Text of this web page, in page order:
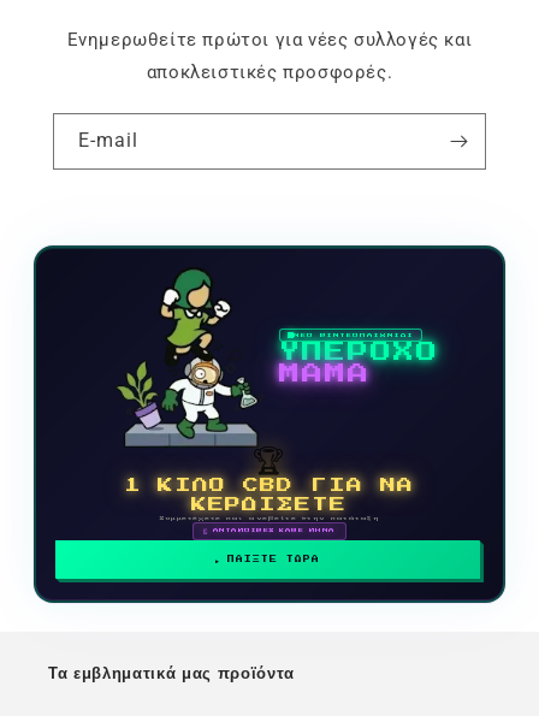
Ενημερωθείτε πρώτοι για νέες συλλογές και
αποκλειστικές προσφορές.
E-mail
ΝΕΟ ΒΙΝΤΕΟΠΑΙΧΝΙΔΙ
ΥΠΕΡΟΧΟ
ΜΑΜΑ
🏆
1 ΚΙΛΟ CBD ΓΙΑ ΝΑ
ΚΕΡΔΙΣΕΤΕ
Συμμετέχετε και ανεβείτε στην κατάταξη
🗓 ΑΝΤΑΜΟΙΒΕΣ ΚΑΘΕ ΜΗΝΑ
ΠΑΙΞΤΕ ΤΩΡΑ
Τα εμβληματικά μας προϊόντα